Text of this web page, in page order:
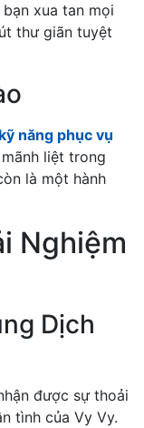
xua tan mọi
thư giãn tuyệt
kỹ năng phục vụ
liệt trong
là một hành
Nghiệm
Dịch
được sự thoải
tình của Vy Vy.